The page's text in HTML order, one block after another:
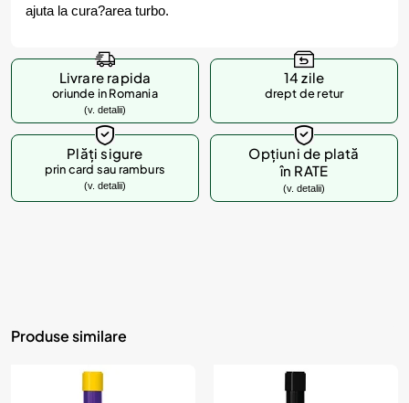
ajuta la cura?area turbo.
Livrare rapida
oriunde in Romania
(v. detalii)
14 zile
drept de retur
Plăți sigure
prin card sau ramburs
(v. detalii)
Opțiuni de plată
în RATE
(v. detalii)
Produse similare